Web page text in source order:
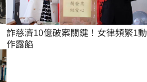
詐慈濟10億破案關鍵！女律頻繁1動
作露餡